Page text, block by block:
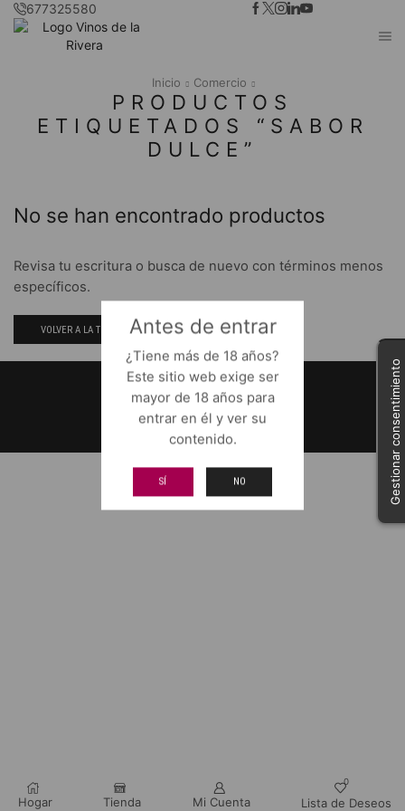
Antes de entrar
¿Tiene más de 18 años?
Este sitio web exige ser
mayor de 18 años para
entrar en él y ver su
contenido.
SÍ NO
677325580
Inicio Comercio
PRODUCTOS
ETIQUETADOS “SABOR
DULCE”
No se han encontrado productos
Revisa tu escritura o busca de nuevo con términos menos
específicos.
VOLVER A LA TIENDA
Hogar Tienda Mi Cuenta
0
Lista de Deseos
Gestionar consentimiento